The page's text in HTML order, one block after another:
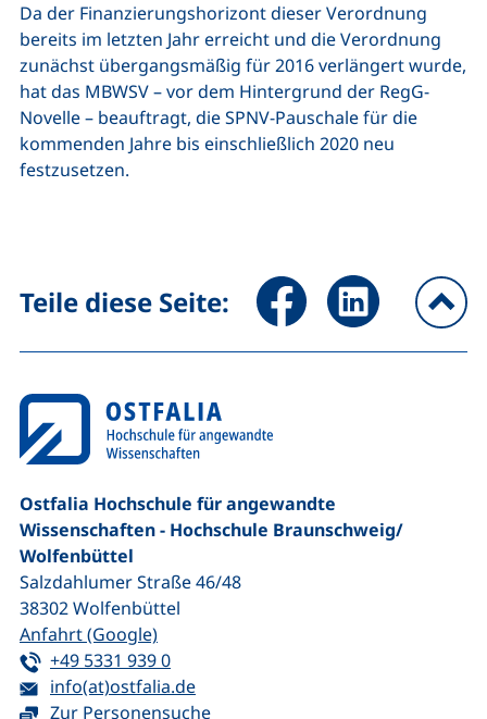
Da der Finanzierungshorizont dieser Verordnung
bereits im letzten Jahr erreicht und die Verordnung
zunächst übergangsmäßig für 2016 verlängert wurde,
hat das MBWSV – vor dem Hintergrund der RegG-
Novelle – beauftragt, die SPNV-Pauschale für die
kommenden Jahre bis einschließlich 2020 neu
festzusetzen.
Teile diese Seite: Seite über Facebook teilen
Seite über
Ostfalia Hochschule für angewandte
Wissenschaften - Hochschule Braunschweig/​
Wolfenbüttel
Salzdahlumer Straße 46/48
38302Wolfenbüttel
Anfahrt (Google)(externer Link, öffnet neues Fenster)
Tel:
+49 5331 939 0(startet einen Telefonanruf, wenn Ihr
E-Mail:
info(at)ostfalia.de(öffnet Ihr E-Mail-Programm)
Zur Personensuche